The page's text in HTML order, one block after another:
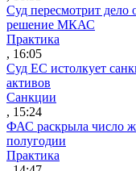
Суд пересмотрит дело
решение МКАС
Практика
, 16:05
Суд ЕС истолкует
активов
Санкции
, 15:24
ФАС раскрыла число
полугодии
Практика